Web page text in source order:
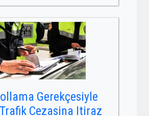
Gerekçesiyle
Cezasina Itiraz